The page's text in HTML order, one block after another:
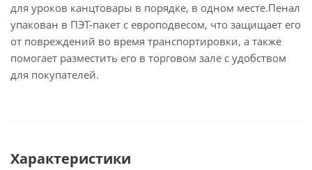
для уроков канцтовары в порядке, в одном месте.Пенал
упакован в ПЭТ-пакет с европодвесом, что защищает его
от повреждений во время транспортировки, а также
помогает разместить его в торговом зале с удобством
для покупателей.
Характеристики